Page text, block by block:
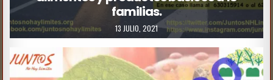
familias.
13 JULIO, 2021